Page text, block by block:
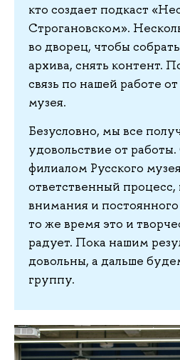
кто создает подкаст
Строгановском».
во дворец, чтобы
архива, снять контент.
связь по нашей работе
музея.
Безусловно, мы все
удовольствие от
филиалом Русского
ответственный процесс,
внимания и
то же время это и
радует. Пока нашим
довольны, а дальше
группу.